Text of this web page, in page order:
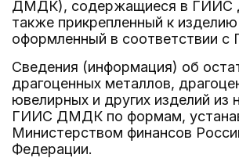
ДМДК), содержащиеся в
также прикрепленный к
оформленный в соответствии с
Сведения (информация) об
драгоценных металлов,
ювелирных и других изделий из
ГИИС ДМДК по формам,
Министерством финансов
Федерации.